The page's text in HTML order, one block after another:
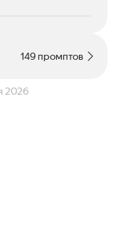
149 промптов
2026